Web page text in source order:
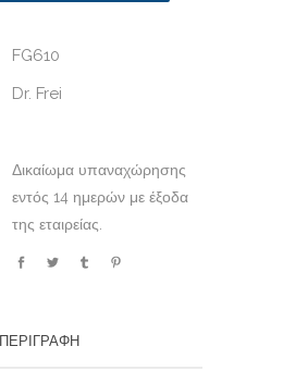
FG610
Dr. Frei
Δικαίωμα υπαναχώρησης
εντός 14 ημερών με έξοδα
της εταιρείας.
ΠΕΡΙΓΡΑΦΗ